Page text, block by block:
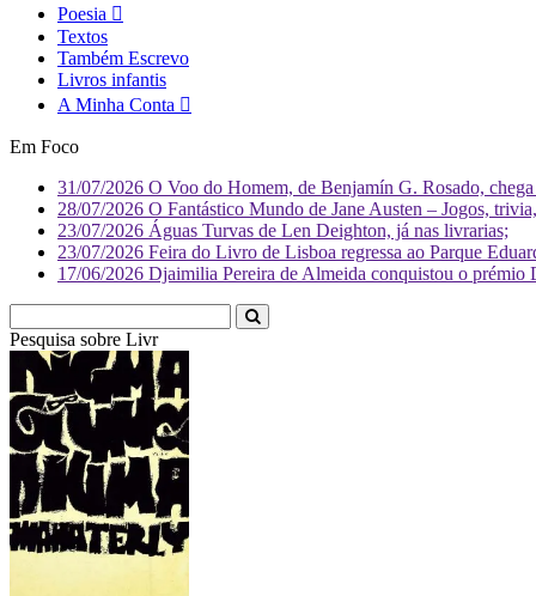
Poesia
Textos
Também Escrevo
Livros infantis
A Minha Conta
Em Foco
31/07/2026 O Voo do Homem, de Benjamín G. Rosado,
28/07/2026 O Fantástico Mundo de Jane Austen – Jogos,
23/07/2026 Águas Turvas de Len Deighton, já nas livrarias;
23/07/2026 Feira do Livro de Lisboa regressa ao Parque
17/06/2026 Djaimilia Pereira de Almeida conquistou o
Pesquisa sobre Literatura